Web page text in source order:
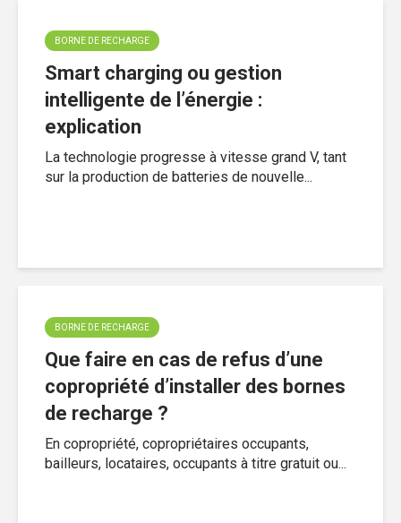
BORNE DE RECHARGE
Smart charging ou gestion
intelligente de l’énergie :
explication
La technologie progresse à vitesse grand V, tant
sur la production de batteries de nouvelle...
BORNE DE RECHARGE
Que faire en cas de refus d’une
copropriété d’installer des bornes
de recharge ?
En copropriété, copropriétaires occupants,
bailleurs, locataires, occupants à titre gratuit ou...